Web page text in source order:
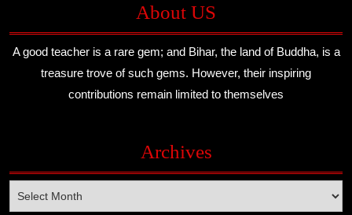
About US
A good teacher is a rare gem; and Bihar, the land of Buddha, is a
treasure trove of such gems. However, their inspiring
contributions remain limited to themselves
Archives